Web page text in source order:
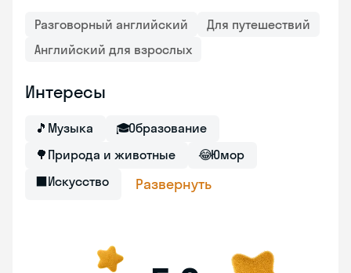
Разговорный английский
Для путешествий
Английский для взрослых
Интересы
🎵 Музыка 🎓Образование
🌳 Природа и животные 😂Юмор
⬛Искусство Развернуть